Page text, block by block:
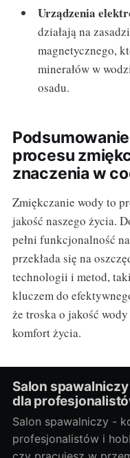
Urządzenia
działają na
magnetycznego,
minerałów w
osadu.
procesu
znaczenia w
Zmiękczanie wody to
jakość naszego życia.
pełni funkcjonalność
przekłada się na
technologii i metod,
kluczem do
że troska o jakość
komfort życia.
Salon
dla
Salon spawalniczy -
profesjonalistów i